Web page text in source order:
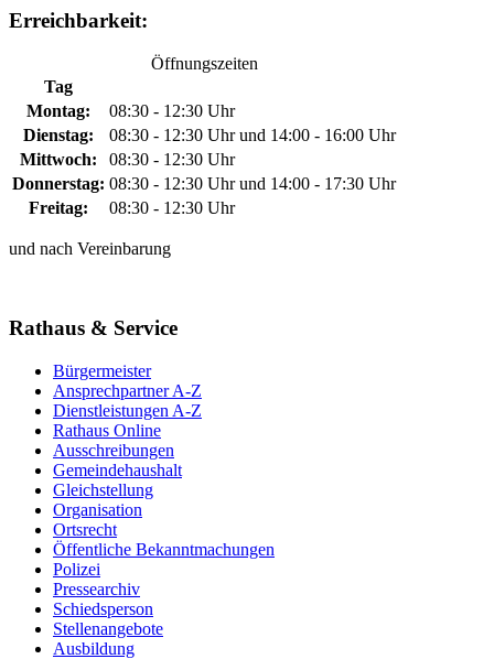
Erreichbarkeit:
Öffnungszeiten
Tag
Montag:
08:30 - 12:30 Uhr
Dienstag:
08:30 - 12:30 Uhr und 14:00 - 16:00 Uhr
Mittwoch:
08:30 - 12:30 Uhr
Donnerstag: 08:30 - 12:30 Uhr und 14:00 - 17:30 Uhr
Freitag:
08:30 - 12:30 Uhr
und nach Vereinbarung
Rathaus & Service
Bürgermeister
Ansprechpartner A-Z
Dienstleistungen A-Z
Rathaus Online
Ausschreibungen
Gemeindehaushalt
Gleichstellung
Organisation
Ortsrecht
Öffentliche Bekanntmachungen
Polizei
Pressearchiv
Schiedsperson
Stellenangebote
Ausbildung